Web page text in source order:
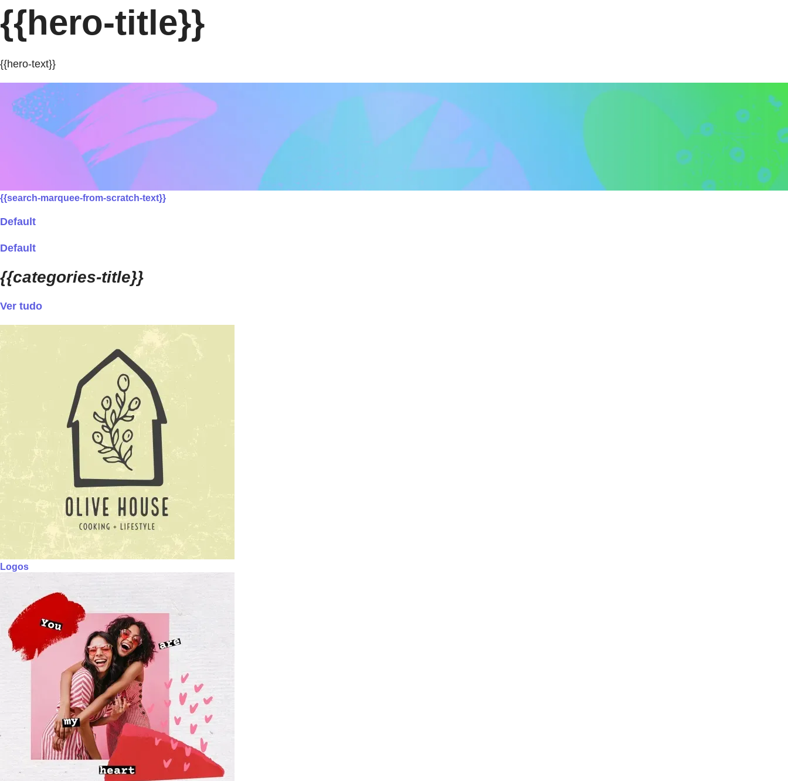
{{hero-title}}
{{hero-text}}
{{search-marquee-from-scratch-text}}
Default
Default
{{categories-title}}
Ver tudo
Logos